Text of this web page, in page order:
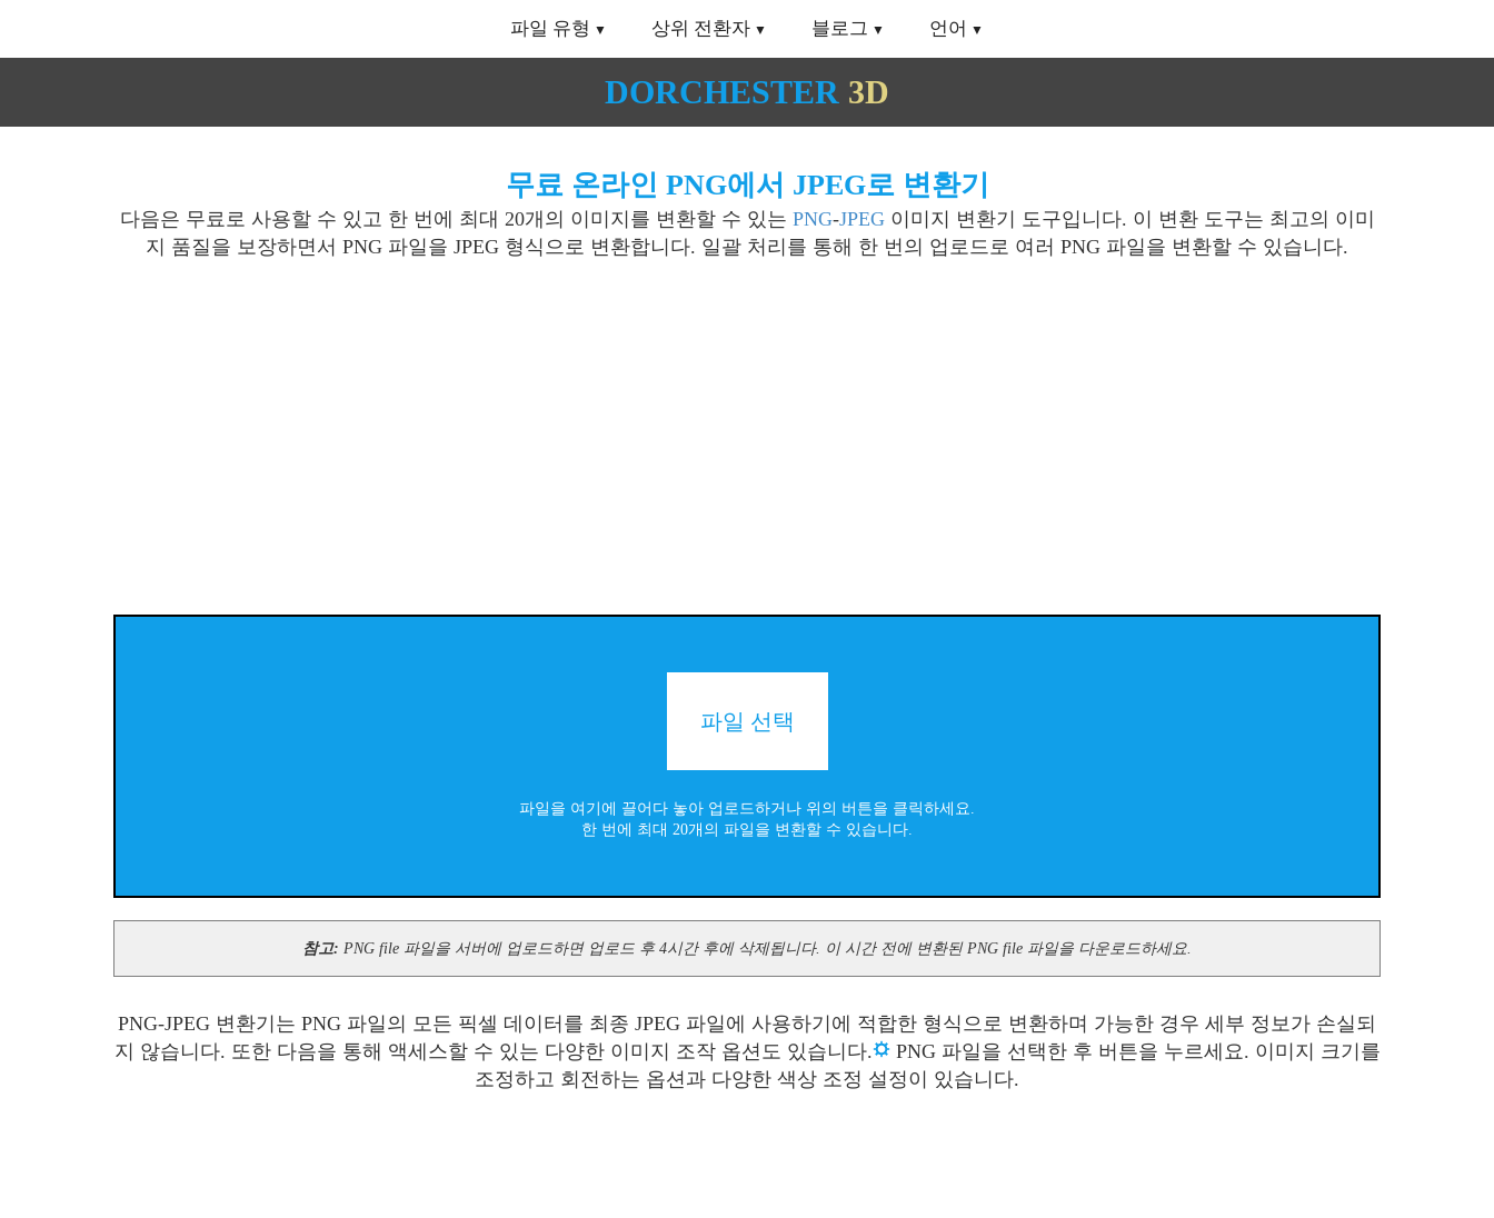
파일 유형 상위 전환자 블로그 언어
DORCHESTER 3D
무료 온라인 PNG에서 JPEG로 변환기
다음은 무료로 사용할 수 있고 한 번에 최대 20개의 이미지를 변환할 수 있는 PNG-JPEG이미지 변환기 도구입니다. 이 변환 도구는 최고의 이미
지 품질을 보장하면서 PNG 파일을 JPEG 형식으로 변환합니다. 일괄 처리를 통해 한 번의 업로드로 여러 PNG 파일을 변환할 수 있습니다.
파일 선택
파일을 여기에 끌어다 놓아 업로드하거나 위의 버튼을 클릭하세요.
한 번에 최대 20개의 파일을 변환할 수 있습니다.
참고: PNG file 파일을 서버에 업로드하면 업로드 후 4시간 후에 삭제됩니다. 이 시간 전에 변환된 PNG file 파일을 다운로드하세요.
PNG-JPEG 변환기는 PNG 파일의 모든 픽셀 데이터를 최종 JPEG 파일에 사용하기에 적합한 형식으로 변환하며 가능한 경우 세부 정보가 손실되
지 않습니다. 또한 다음을 통해 액세스할 수 있는 다양한 이미지 조작 옵션도 있습니다.
PNG 파일을 선택한 후 버튼을 누르세요. 이미지 크기를
조정하고 회전하는 옵션과 다양한 색상 조정 설정이 있습니다.